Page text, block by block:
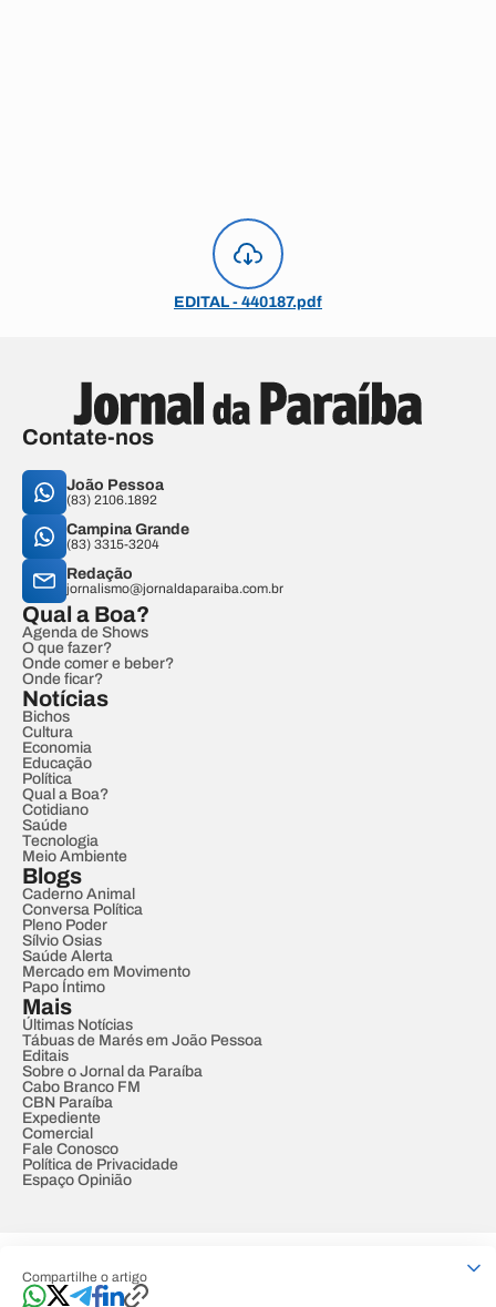
Compartilhe o artigo
EDITAL - 440187.pdf
Contate-nos
João Pessoa
(83) 2106.1892
Campina Grande
(83) 3315-3204
Redação
jornalismo@jornaldaparaiba.com.br
Qual a Boa?
Agenda de Shows
O que fazer?
Onde comer e beber?
Onde ficar?
Notícias
Bichos
Cultura
Economia
Educação
Política
Qual a Boa?
Cotidiano
Saúde
Tecnologia
Meio Ambiente
Blogs
Caderno Animal
Conversa Política
Pleno Poder
Sílvio Osias
Saúde Alerta
Mercado em Movimento
Papo Íntimo
Mais
Últimas Notícias
Tábuas de Marés em João Pessoa
Editais
Sobre o Jornal da Paraíba
Cabo Branco FM
CBN Paraíba
Expediente
Comercial
Fale Conosco
Política de Privacidade
Espaço Opinião
Developed by Designed by